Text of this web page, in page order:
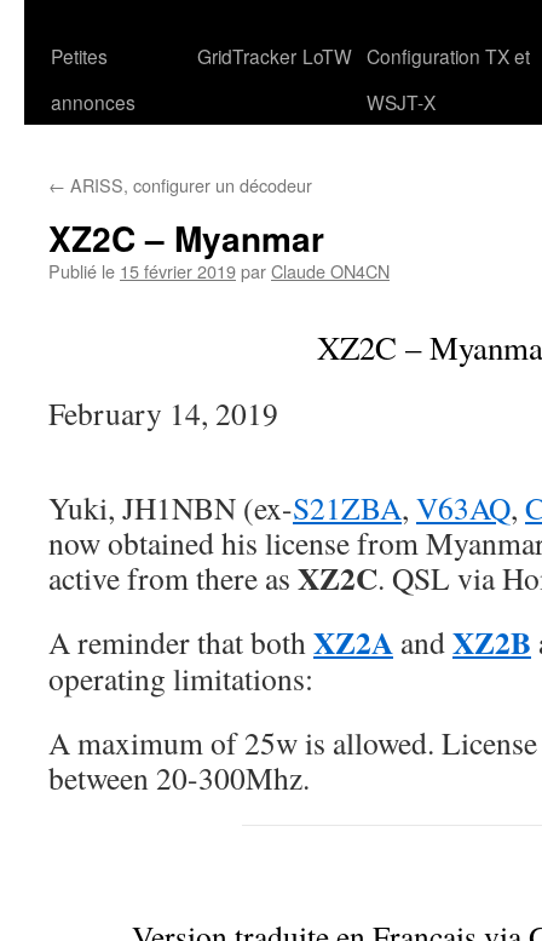
Petites
annonces
GridTracker LoTW Configuration TX et
WSJT-X
← ARISS, configurer un décodeur
XZ2C – Myanmar
Publié le 15 février 2019parClaude ON4CN
XZ2C –
February 14, 2019
Yuki, JH1NBN (ex-S21ZBA, V63AQ,
now obtained his license from
active from there as XZ2C. QSL via
A reminder that bothXZ2A andXZ2B
operating limitations:
A maximum of 25w is allowed.
between 20-300Mhz.